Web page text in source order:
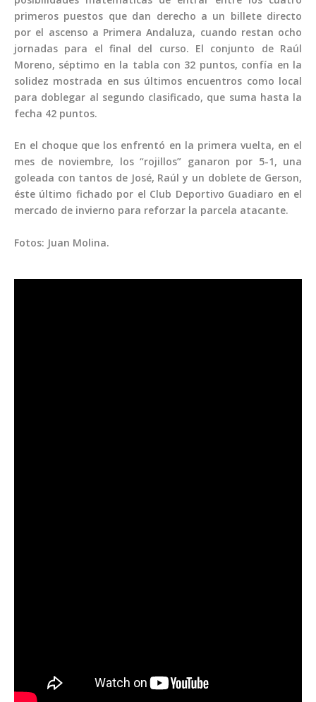
primeros puestos que dan derecho a un billete directo
por el ascenso a Primera Andaluza, cuando restan ocho
jornadas para el final del curso. El conjunto de Raúl
Moreno, séptimo en la tabla con 32 puntos, confía en la
solidez mostrada en sus últimos encuentros como local
para doblegar al segundo clasificado, que suma hasta la
fecha 42 puntos.
En el choque que los enfrentó en la primera vuelta, en el
mes de noviembre, los “rojillos” ganaron por 5-1, una
goleada con tantos de José, Raúl y un doblete de Gerson,
éste último fichado por el Club Deportivo Guadiaro en el
mercado de invierno para reforzar la parcela atacante.
Fotos: Juan Molina.